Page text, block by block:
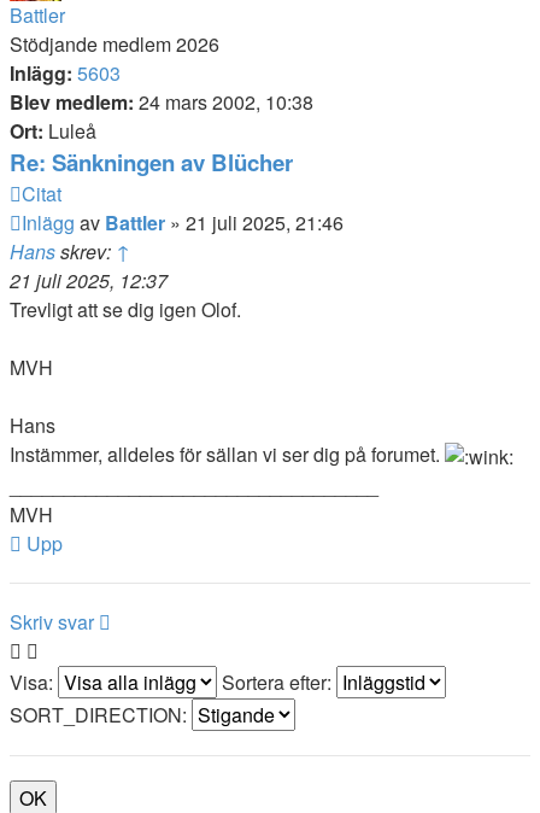
Battler
Stödjande medlem 2026
Inlägg: 5603
Blev medlem: 24 mars 2002, 10:38
Ort: Luleå
Re: Sänkningen av Blücher
Citat
Inlägg av Battler » 21 juli 2025, 21:46
Hansskrev: ↑
21 juli 2025, 12:37
Trevligt att se dig igen Olof.
MVH
Hans
Instämmer, alldeles för sällan vi ser dig på forumet.
MVH
Upp
Skriv svar
Visa:
Sortera efter:
SORT_DIRECTION: